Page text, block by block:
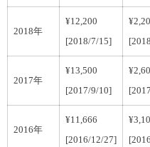
2018年
¥12,200
[2018/7/15]
2017年
¥13,500
[2017/9/10]
2016年
¥11,666
[2016/12/27]